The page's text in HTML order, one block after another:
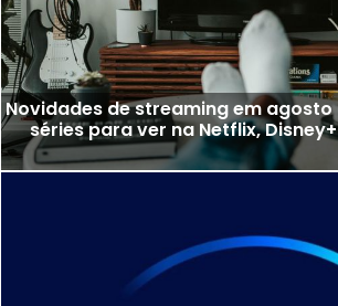
Novidades de streaming em agosto
séries para ver na Netflix,